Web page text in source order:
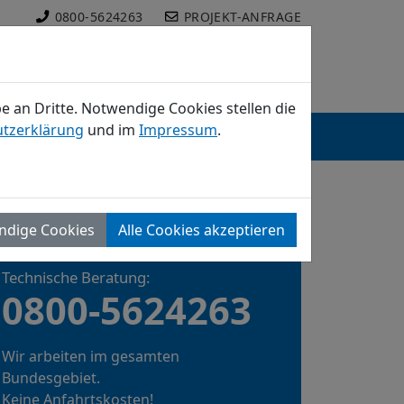
0800-5624263 PROJEKT-ANFRAGE
JOBS SUCHE
DIREKTKONTAKT
Technische Beratung:
0800-5624263
Wir arbeiten im gesamten
Bundesgebiet.
Keine Anfahrtskosten!
an Dritte. Notwendige Cookies stellen die
und im Impressum.
Cookies Alle Cookies akzeptieren